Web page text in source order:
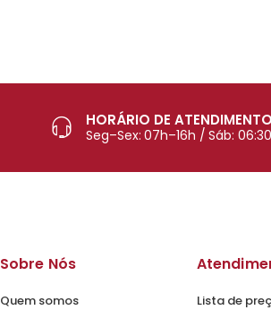
HORÁRIO DE ATENDIMENTO
Seg–Sex: 07h–16h / Sáb:
Sobre Nós
Quem somos Lista de